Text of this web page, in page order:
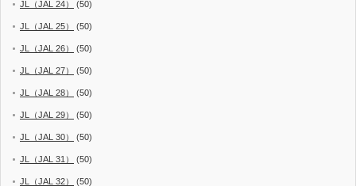
JL（JAL 24） (50)
JL（JAL 25） (50)
JL（JAL 26） (50)
JL（JAL 27） (50)
JL（JAL 28） (50)
JL（JAL 29） (50)
JL（JAL 30） (50)
JL（JAL 31） (50)
JL（JAL 32） (50)